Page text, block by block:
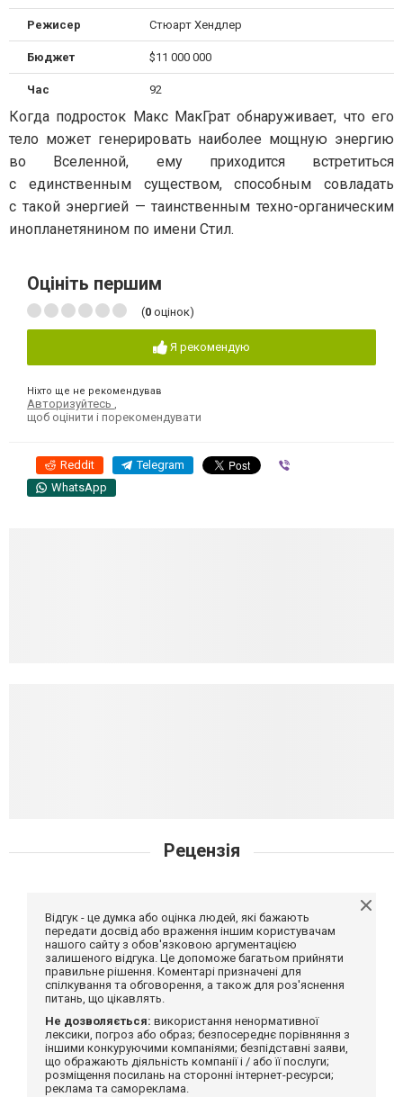
Режисер Стюарт Хендлер
Бюджет $11 000 000
Час 92
Когда подросток Макс МакГрат обнаруживает, что его
тело может генерировать наиболее мощную энергию
во Вселенной, ему приходится встретиться
с единственным существом, способным совладать
с такой энергией — таинственным техно-органическим
инопланетянином по имени Стил.
Оцініть першим
(0 оцінок)
Я рекомендую
Ніхто ще не рекомендував
Авторизуйтесь ,
щоб оцінити і порекомендувати
Reddit Telegram
WhatsApp
Рецензія
Відгук - це думка або оцінка людей, які бажають
передати досвід або враження іншим користувачам
нашого сайту з обов'язковою аргументацією
залишеного відгука. Це допоможе багатьом прийняти
правильне рішення. Коментарі призначені для
спілкування та обговорення, а також для роз'яснення
питань, що цікавлять.
Не дозволяється: використання ненормативної
лексики, погроз або образ; безпосереднє порівняння з
іншими конкуруючими компаніями; безпідставні заяви,
що ображають діяльність компанії і / або її послуги;
розміщення посилань на сторонні інтернет-ресурси;
реклама та самореклама.